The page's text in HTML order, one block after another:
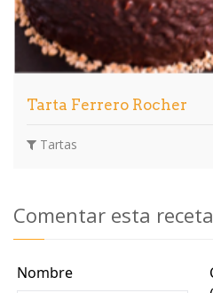
Tarta Ferrero Rocher
Tartas
Comentar esta receta